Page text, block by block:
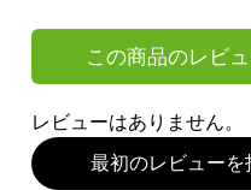
この商品のレビ
レビューはありません。
最初のレビューを